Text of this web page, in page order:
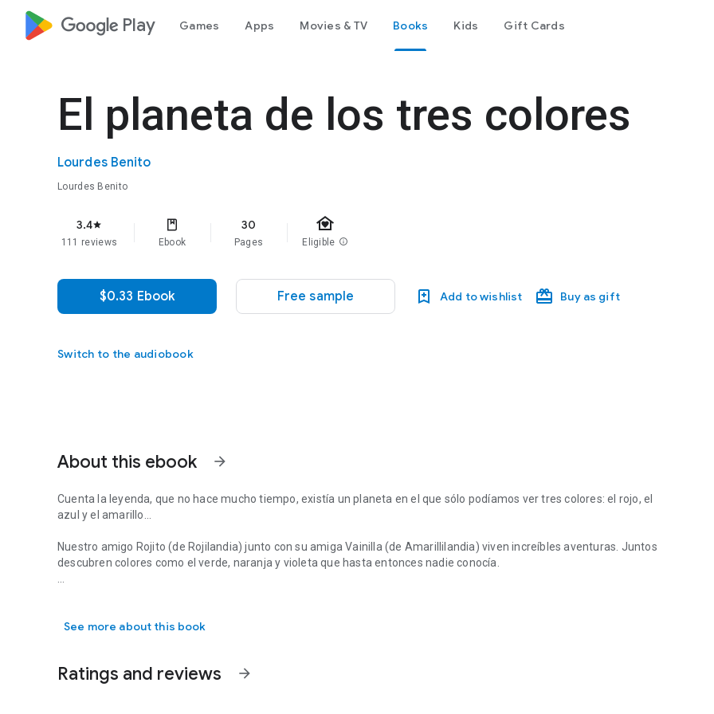
google_logo Play Games Apps Movies & TV Books Kids Gift Cards
El planeta de los tres colores
Lourdes Benito
Lourdes Benito
3.4star
111 reviews Ebook
30
Pages
family_home
Eligible info
$0.33 Ebook Free sample Add to wishlist Buy as gift
Switch to the audiobook
About this ebook arrow_forward
Cuenta la leyenda, que no hace mucho tiempo, existía un planeta en el que sólo podíamos ver tres colores: el rojo, el
azul y el amarillo...
Nuestro amigo Rojito (de Rojilandia) junto con su amiga Vainilla (de Amarillilandia) viven increíbles aventuras. Juntos
descubren colores como el verde, naranja y violeta que hasta entonces nadie conocía.
Cuenta la leyenda, que no hace mucho tiempo, existía un planeta en el que sólo podíamos ver tres colores: el rojo, el azul y
See more about this book
Ratings and reviews arrow_forward